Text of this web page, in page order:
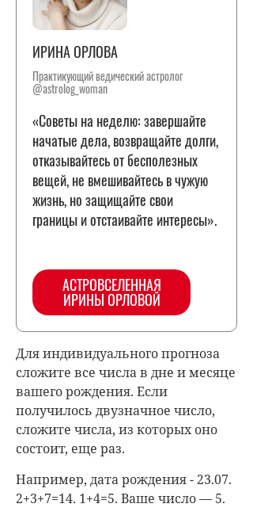
ИРИНА ОРЛОВА
Практикующий ведический астролог
@astrolog_woman
«Советы на неделю: завершайте
начатые дела, возвращайте долги,
отказывайтесь от бесполезных
вещей, не вмешивайтесь в чужую
жизнь, но защищайте свои
границы и отстаивайте интересы».
АСТРОВСЕЛЕННАЯ
ИРИНЫ ОРЛОВОЙ
Для индивидуального прогноза
сложите все числа в дне и месяце
вашего рождения. Если
получилось двузначное число,
сложите числа, из которых оно
состоит, еще раз.
Например, дата рождения - 23.07.
2+3+7=14. 1+4=5. Ваше число — 5.